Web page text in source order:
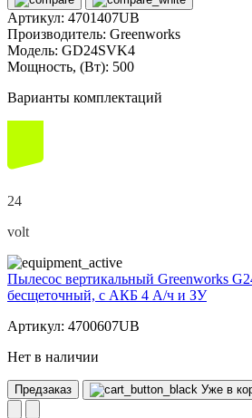
Артикул: 4701407UB
Производитель: Greenworks
Модель: GD24SVK4
Мощность, (Вт): 500
Варианты комплектаций
24
volt
Пылесос вертикальный Greenworks
бесщеточный, с АКБ 4 А/ч и ЗУ
Артикул: 4700607UB
Нет в наличии
Предзаказ Уже в